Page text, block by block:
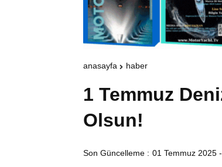
anasayfa haber
1 Temmuz
Olsun!
Son Güncelleme : 01 Temmuz 2025